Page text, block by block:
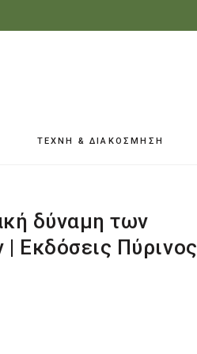
ΤΕΧΝΗ & ΔΙΑΚΟΣΜΗΣΗ
δύναμη των
Εκδόσεις Πύρινος